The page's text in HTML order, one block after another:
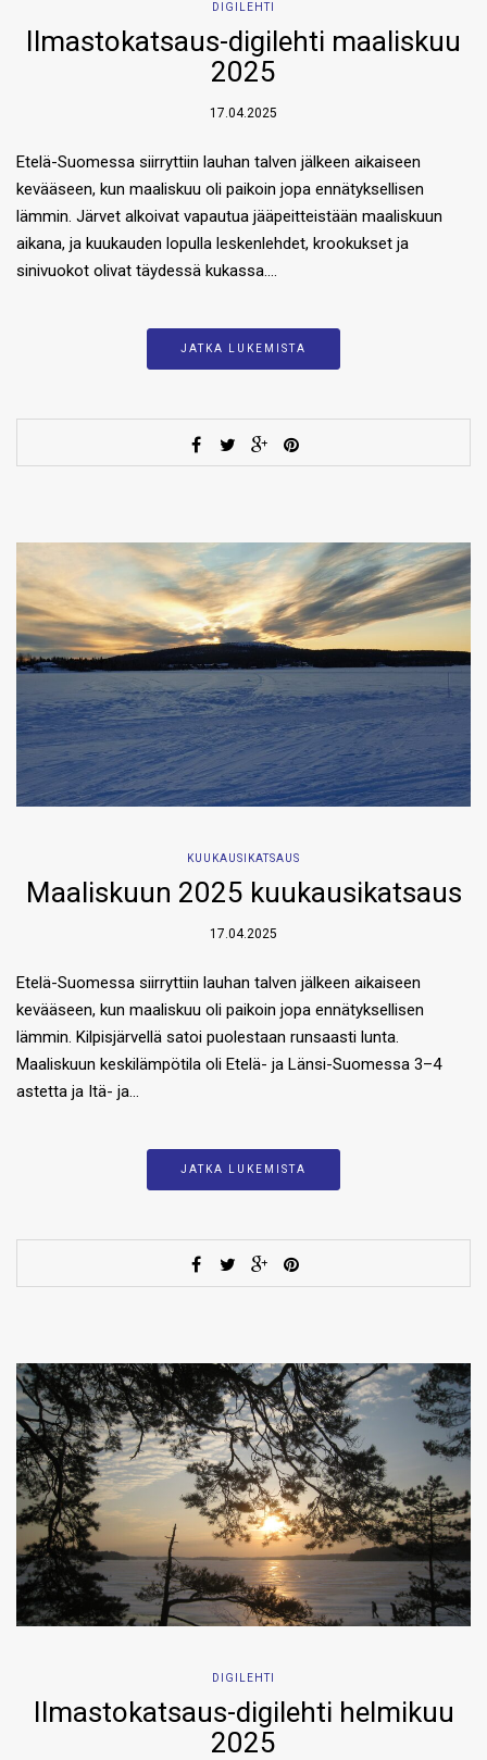
DIGILEHTI
Ilmastokatsaus-digilehti maaliskuu
2025
17.04.2025
Etelä-Suomessa siirryttiin lauhan talven jälkeen aikaiseen
kevääseen, kun maaliskuu oli paikoin jopa ennätyksellisen
lämmin. Järvet alkoivat vapautua jääpeitteistään maaliskuun
aikana, ja kuukauden lopulla leskenlehdet, krookukset ja
sinivuokot olivat täydessä kukassa….
JATKA LUKEMISTA
KUUKAUSIKATSAUS
Maaliskuun 2025 kuukausikatsaus
17.04.2025
Etelä-Suomessa siirryttiin lauhan talven jälkeen aikaiseen
kevääseen, kun maaliskuu oli paikoin jopa ennätyksellisen
lämmin. Kilpisjärvellä satoi puolestaan runsaasti lunta.
Maaliskuun keskilämpötila oli Etelä- ja Länsi-Suomessa 3–4
astetta ja Itä- ja…
JATKA LUKEMISTA
DIGILEHTI
Ilmastokatsaus-digilehti helmikuu
2025